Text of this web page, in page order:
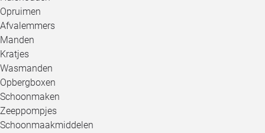
Opruimen
Afvalemmers
Manden
Kratjes
Wasmanden
Opbergboxen
Schoonmaken
Zeeppompjes
Schoonmaakmiddelen